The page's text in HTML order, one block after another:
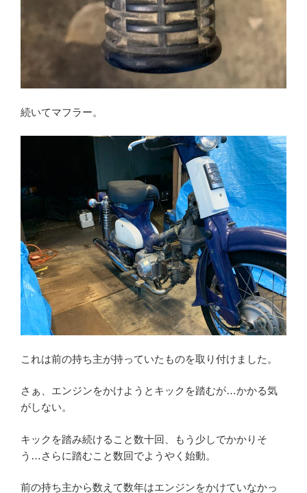
続いてマフラー。
これは前の持ち主が持っていたものを取り付けました。
さぁ、エンジンをかけようとキックを踏むが…かかる気
がしない。
キックを踏み続けること数十回、もう少しでかかりそ
う…さらに踏むこと数回でようやく始動。
前の持ち主から数えて数年はエンジンをかけていなかっ